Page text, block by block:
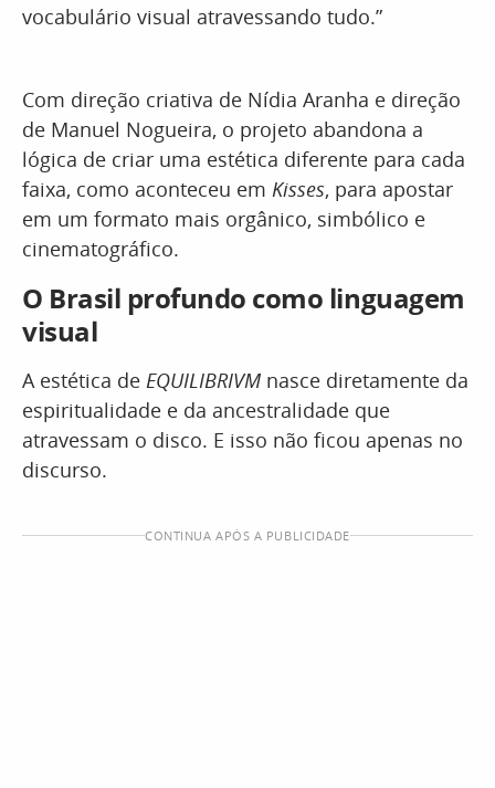
vocabulário visual atravessando tudo.”
Com direção criativa de Nídia Aranha e direção
de Manuel Nogueira, o projeto abandona a
lógica de criar uma estética diferente para cada
faixa, como aconteceu em Kisses, para apostar
em um formato mais orgânico, simbólico e
cinematográfico.
O Brasil profundo como linguagem
visual
A estética de EQUILIBRIVM nasce diretamente da
espiritualidade e da ancestralidade que
atravessam o disco. E isso não ficou apenas no
discurso.
CONTINUA APÓS A PUBLICIDADE